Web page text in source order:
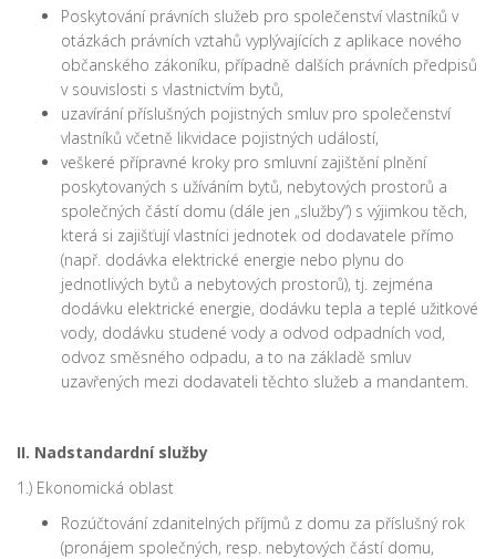
Poskytování právních služeb pro společenství vlastníků v
otázkách právních vztahů vyplývajících z aplikace nového
občanského zákoníku, případně dalších právních předpisů
v souvislosti s vlastnictvím bytů,
uzavírání příslušných pojistných smluv pro společenství
vlastníků včetně likvidace pojistných událostí,
veškeré přípravné kroky pro smluvní zajištění plnění
poskytovaných s užíváním bytů, nebytových prostorů a
společných částí domu (dále jen „služby“) s výjimkou těch,
která si zajišťují vlastníci jednotek od dodavatele přímo
(např. dodávka elektrické energie nebo plynu do
jednotlivých bytů a nebytových prostorů), tj. zejména
dodávku elektrické energie, dodávku tepla a teplé užitkové
vody, dodávku studené vody a odvod odpadních vod,
odvoz směsného odpadu, a to na základě smluv
uzavřených mezi dodavateli těchto služeb a mandantem.
II. Nadstandardní služby
1.) Ekonomická oblast
Rozúčtování zdanitelných příjmů z domu za příslušný rok
(pronájem společných, resp. nebytových částí domu,